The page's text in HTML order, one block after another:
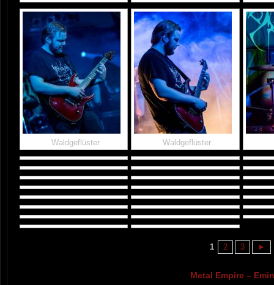
Waldgeflüster Waldgeflüster
1 2 3 ►
Metal Empire –